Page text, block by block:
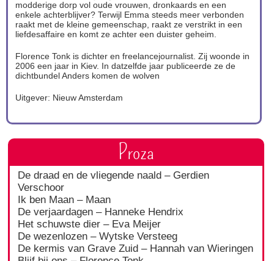
modderige dorp vol oude vrouwen, dronkaards en een
enkele achterblijver? Terwijl Emma steeds meer verbonden
raakt met de kleine gemeenschap, raakt ze verstrikt in een
liefdesaffaire en komt ze achter een duister geheim.
Florence Tonk is dichter en freelancejournalist. Zij woonde in
2006 een jaar in Kiev. In datzelfde jaar publiceerde ze de
dichtbundel Anders komen de wolven
Uitgever: Nieuw Amsterdam
Proza
De draad en de vliegende naald – Gerdien
Verschoor
Ik ben Maan – Maan
De verjaardagen – Hanneke Hendrix
Het schuwste dier – Eva Meijer
De wezenlozen – Wytske Versteeg
De kermis van Grave Zuid – Hannah van Wieringen